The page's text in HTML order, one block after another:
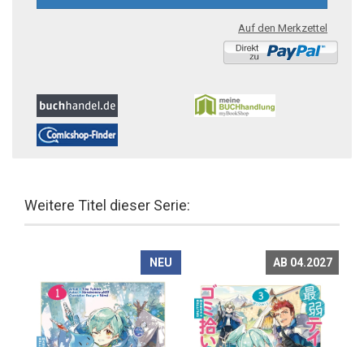
Auf den Merkzettel
Weitere Titel dieser Serie:
NEU AB 04.2027